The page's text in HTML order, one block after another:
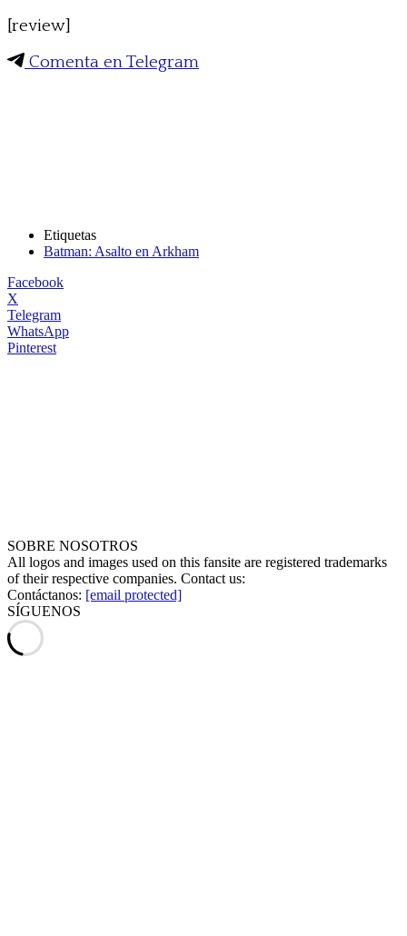
[review]
Comenta en Telegram
Etiquetas
Batman: Asalto en Arkham
Facebook
X
Telegram
WhatsApp
Pinterest
SOBRE NOSOTROS
All logos and images used on this fansite are registered trademarks
of their respective companies. Contact us:
Contáctanos: [email protected]
SÍGUENOS